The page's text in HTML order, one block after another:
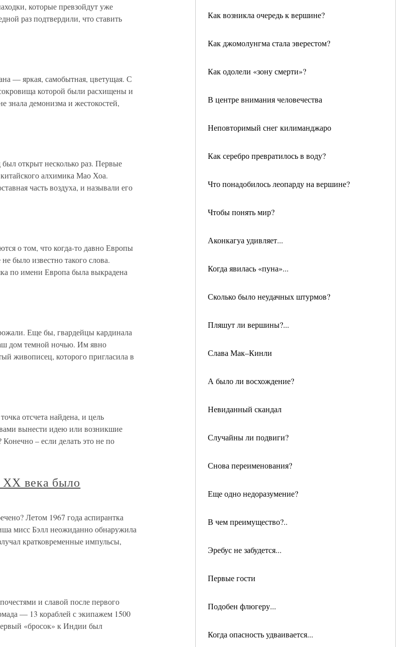
Как возникла очередь к вершине?
Как джомолунгма стала эверестом?
Как одолели «зону смерти»?
В центре внимания человечества
Неповторимый снег килиманджаро
Как серебро превратилось в воду?
Что понадобилось леопарду на вершине?
Чтобы понять мир?
Аконкагуа удивляет...
Когда явилась «пуна»...
Сколько было неудачных штурмов?
Пляшут ли вершины?...
Слава Мак–Кинли
А было ли восхождение?
Невиданный скандал
Случайны ли подвиги?
Снова переименования?
Еще одно недоразумение?
В чем преимущество?..
Эребус не забудется...
Первые гости
Подобен флюгеру...
Когда опасность удваивается...
которые превзойдут уже
раз подтвердили, что ставить
— яркая, самобытная, цветущая. С
которой были расхищены и
знала демонизма и жестокостей,
открыт несколько раз. Первые
алхимика Мао Хоа.
часть воздуха, и называли его
о том, что когда-то давно Европы
было известно такого слова.
по имени Европа была выкрадена
Еще бы, гвардейцы кардинала
дом темной ночью. Им явно
живописец, которого пригласила в
отсчета найдена, и цель
вынести идею или возникшие
– если делать это не по
ХХ века было
Летом 1967 года аспирантка
мисс Бэлл неожиданно обнаружила
кратковременные импульсы,
и славой после первого
— 13 кораблей с экипажем 1500
«бросок» к Индии был